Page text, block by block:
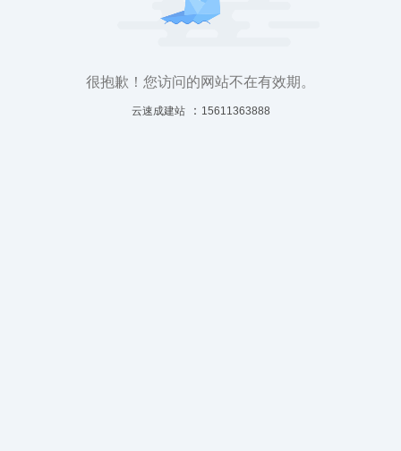
很抱歉！您访问的网站不在有效期。
云速成建站： 15611363888